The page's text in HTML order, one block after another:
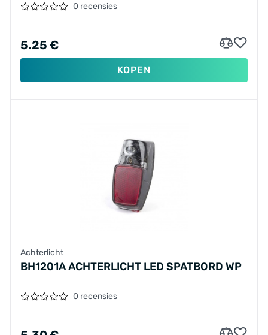
0 recensies
5.25 €
KOPEN
Achterlicht
BH1201A ACHTERLICHT LED SPATBORD WP
0 recensies